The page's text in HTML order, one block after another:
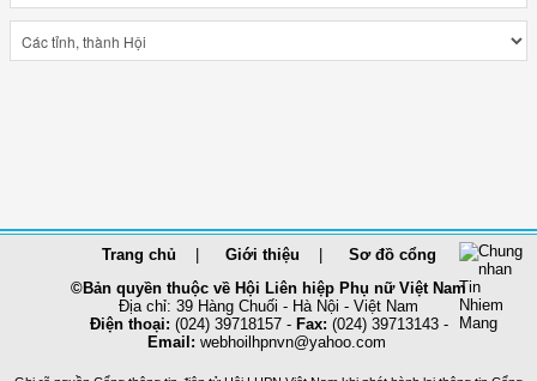
Trang chủ Giới thiệu
Sơ đồ cổng
©Bản quyền thuộc về Hội Liên hiệp Phụ nữ Việt Nam
Địa chỉ: 39 Hàng Chuối - Hà Nội - Việt Nam
Điện thoại: (024) 39718157 - Fax: (024) 39713143 -
Email: webhoilhpnvn@yahoo.com